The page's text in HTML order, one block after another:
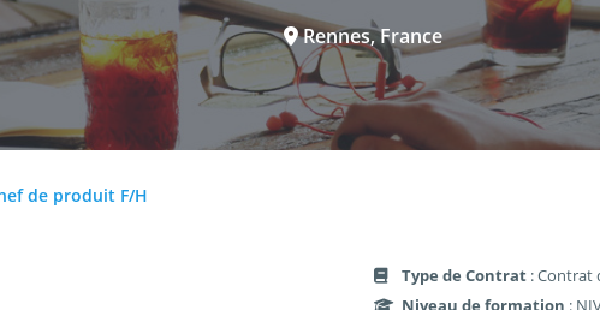
Rennes, France
de produit F/H
Type de Contrat : Contrat
Niveau de formation :